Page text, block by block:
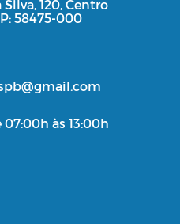
120, Centro
58475-000
07:00h às 13:00h